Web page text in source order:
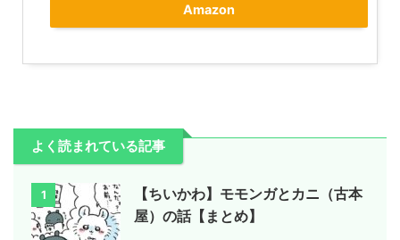
Amazon
よく読まれている記事
1
【ちいかわ】モモンガとカニ（古本
屋）の話【まとめ】